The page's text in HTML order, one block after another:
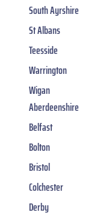
South Ayrshire
St Albans
Teesside
Warrington
Wigan
Aberdeenshire
Belfast
Bolton
Bristol
Colchester
Derby